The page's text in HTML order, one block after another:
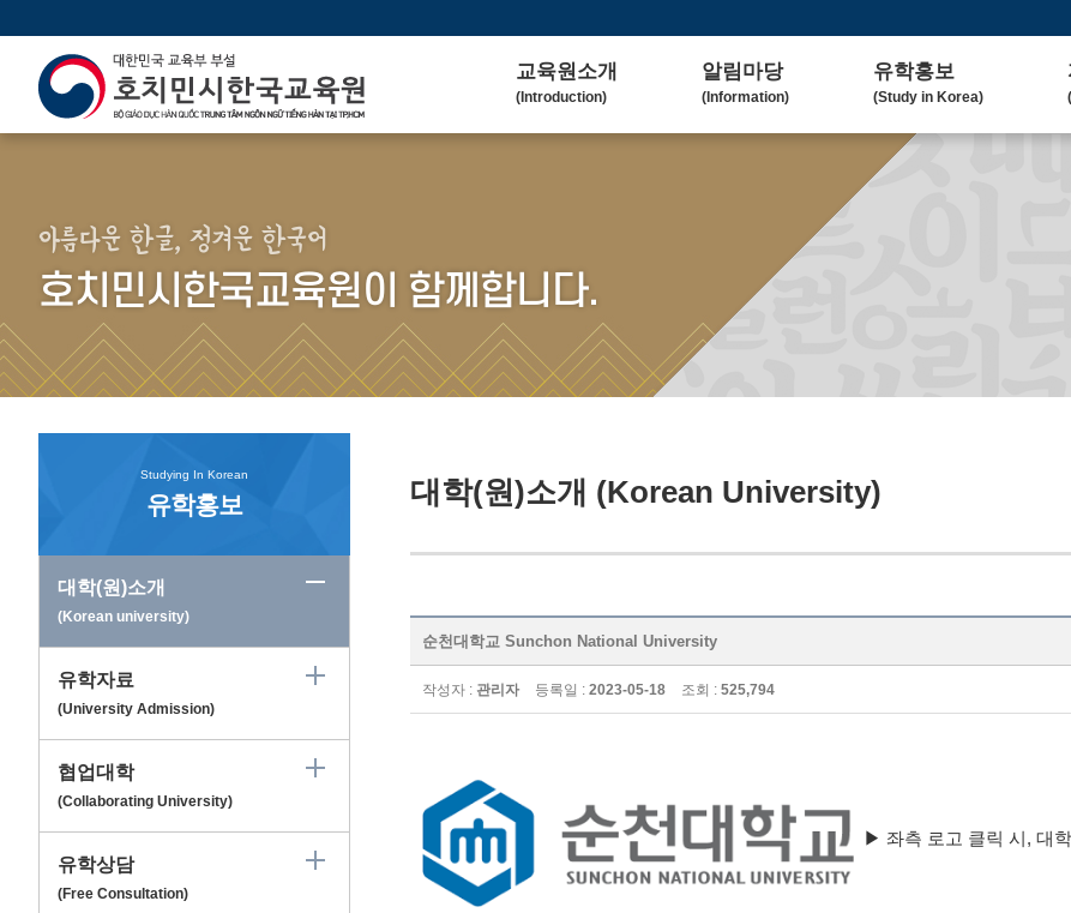
교육원소개
(Introduction)
(Main Duty)
(Korean Education)
연락처/위치
(Contact / Address)
알림마당
(Information)
언론보도
(Media Coverage)
유학홍보
(Study in Korea)
대학(원)소개
(Korean University)
(2023 Fair)
아름다운 한글, 정겨운 한국어
호치민시한국교육원이 함께합니다.
Studying In Korean
유학홍보
대학(원)소개
(Korean university)
유학자료
(University Admission)
협업대학
(Collaborating University)
유학상담
(Free Consultation)
대학(원)소개 (Korean University)
순천대학교 Sunchon National University
작성자 : 관리자 등록일 : 2023-05-18 조회 : 525,794
▶ 좌측 로고 클릭 시, 대